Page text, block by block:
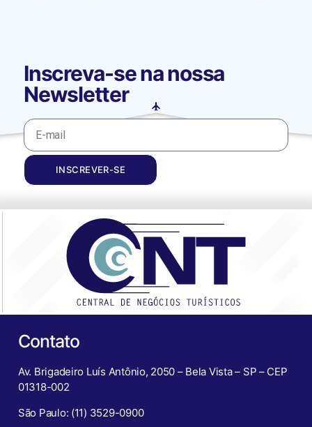
Inscreva-se na nossa
Newsletter
INSCREVER-SE
Contato
Av. Brigadeiro Luís Antônio, 2050 – Bela Vista – SP – CEP
01318-002
São Paulo: (11) 3529-0900